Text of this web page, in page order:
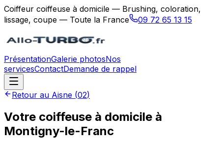
Coiffeur coiffeuse à domicile — Brushing, coloration,
lissage, coupe — Toute la France
09 72 65 13 15
PrésentationGalerie photosNos
servicesContactDemande de rappel
Retour au Aisne (02)
Votre coiffeuse à domicile à
Montigny-le-Franc